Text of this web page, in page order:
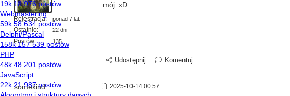
Rejestracja: ponad 7 lat
Ostatnio: 22 dni
Postów: 135
mój. xD
Udostępnij Komentuj
somekind 2025-10-14 00:57